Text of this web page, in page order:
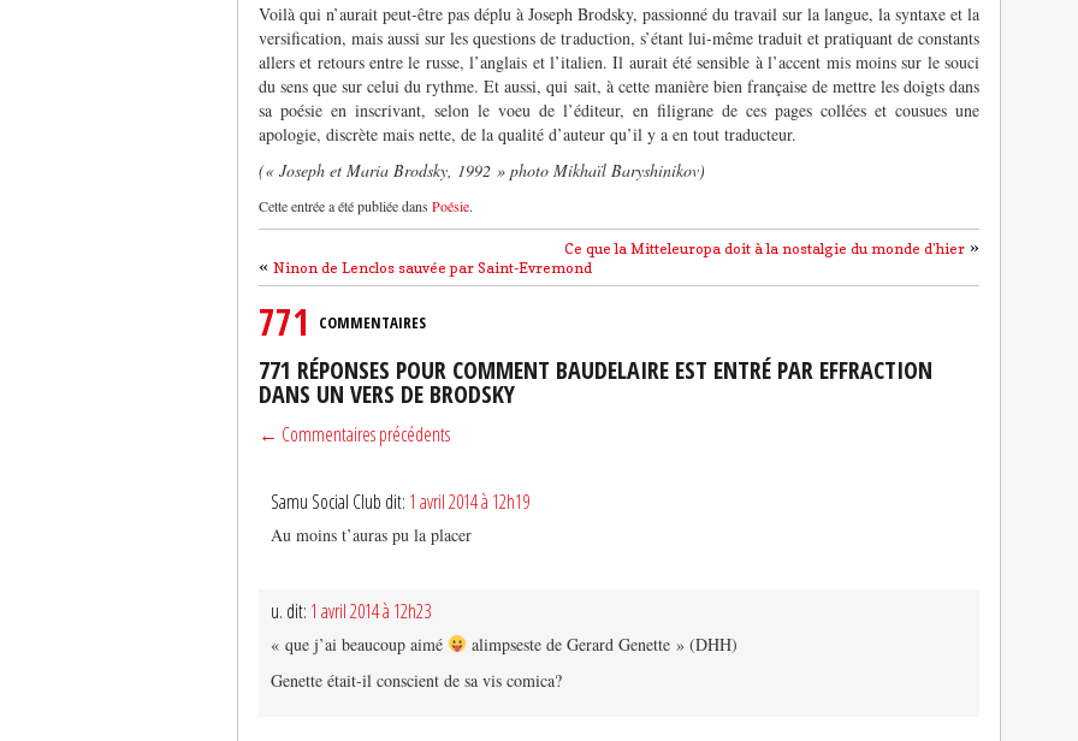
Voilà qui n’aurait peut-être pas déplu à Joseph Brodsky, passionné du travail sur la langue, la syntaxe et la
versification, mais aussi sur les questions de traduction, s’étant lui-même traduit et pratiquant de constants
allers et retours entre le russe, l’anglais et l’italien. Il aurait été sensible à l’accent mis moins sur le souci
du sens que sur celui du rythme. Et aussi, qui sait, à cette manière bien française de mettre les doigts dans
sa poésie en inscrivant, selon le voeu de l’éditeur, en filigrane de ces pages collées et cousues une
apologie, discrète mais nette, de la qualité d’auteur qu’il y a en tout traducteur.
(« Joseph et Maria Brodsky, 1992 » photo Mikhaïl Baryshinikov)
Cette entrée a été publiée dans Poésie.
Ce que la Mitteleuropa doit à la nostalgie du monde d’hier »
« Ninon de Lenclos sauvée par Saint-Evremond
771 COMMENTAIRES
771 RÉPONSES POUR COMMENT BAUDELAIRE EST ENTRÉ PAR EFFRACTION
DANS UN VERS DE BRODSKY
← Commentaires précédents
Samu Social Club dit: 1 avril 2014 à 12h19
Au moins t’auras pu la placer
u. dit: 1 avril 2014 à 12h23
« que j’ai beaucoup aimé
alimpseste de Gerard Genette » (DHH)
Genette était-il conscient de sa vis comica?